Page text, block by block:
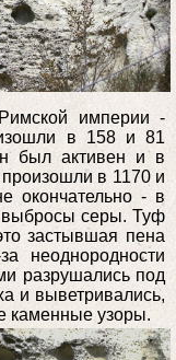
империи -
в 158 и 81
был активен и в
в 1170 и
окончательно - в
выбросы серы. Туф
застывшая пена
неоднородности
разрушались под
и выветривались,
каменные узоры.